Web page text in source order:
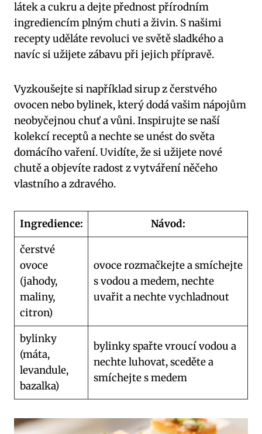
látek a cukru a dejte přednost přírodním
ingrediencím plným chuti a živin. S našimi
recepty uděláte revoluci ve světě sladkého a
navíc si užijete zábavu při jejich přípravě.
Vyzkoušejte si například sirup z čerstvého
ovocen nebo bylinek, který dodá vašim nápojům
neobyčejnou chuť a vůni. Inspirujte se naší
kolekcí receptů a nechte se unést do světa
domácího vaření. Uvidíte, že si užijete nové
chutě a objevíte radost z vytváření něčeho
vlastního a zdravého.
Ingredience:
Návod:
čerstvé
ovoce
(jahody,
maliny,
citron)
ovoce rozmačkejte a smíchejte
s vodou a medem, nechte
uvařit a nechte vychladnout
bylinky
(máta,
levandule,
bazalka)
bylinky spařte vroucí vodou a
nechte luhovat, sceděte a
smíchejte s medem